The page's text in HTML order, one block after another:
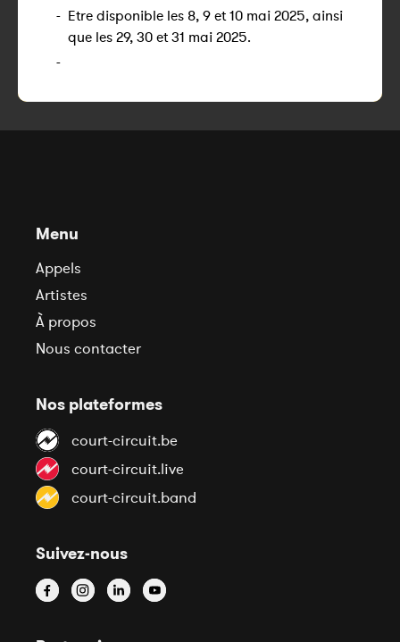
- Etre disponible les 8, 9 et 10 mai 2025, ainsi
que les 29, 30 et 31 mai 2025.
-
Menu
Appels
Artistes
À propos
Nous contacter
Nos plateformes
court-circuit.be
court-circuit.live
court-circuit.band
Suivez-nous